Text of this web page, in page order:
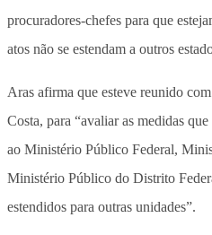
procuradores-chefes para que
atos não se estendam a outros
Aras afirma que esteve reunido
Costa, para “avaliar as medidas
ao Ministério Público Federal,
Ministério Público do Distrito
estendidos para outras unidades”.